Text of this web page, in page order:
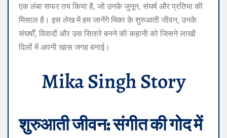
एक लंबा सफर तय किया है, जो उनके जुनून, संघर्ष और प्रतिभा की
मिसाल है। इस लेख में हम जानेंगे मिका के शुरुआती जीवन, उनके
संघर्षों, विवादों और उस सितारे बनने की कहानी को जिसने लाखों
दिलों में अपनी खास जगह बनाई।
Mika Singh Story
शुरुआती जीवन: संगीत की गोद में